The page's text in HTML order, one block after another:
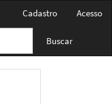
Cadastro Acesso
Buscar